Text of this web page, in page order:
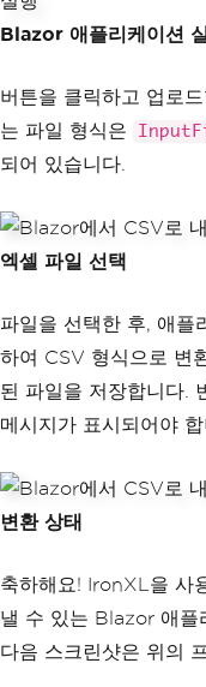
Blazor 애플리케이션
버튼을 클릭하고 업로
는 파일 형식은
되어 있습니다.
엑셀 파일 선택
파일을 선택한 후, 애플
하여 CSV 형식으로 변
된 파일을 저장합니다.
메시지가 표시되어야 합
변환 상태
축하해요! IronXL을 사
낼 수 있는 Blazor 애플
다음 스크린샷은 위의